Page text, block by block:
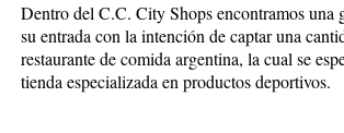
Dentro del C.C. City Shops encontramos una
su entrada con la intención de captar una
restaurante de comida argentina, la cual se
tienda especializada en productos deportivos.